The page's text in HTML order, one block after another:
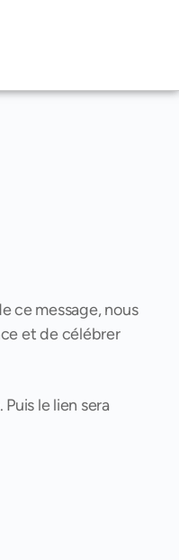
ce message, nous
et de célébrer
le lien sera